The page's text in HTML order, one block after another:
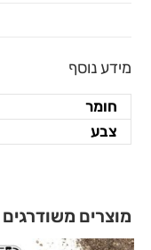
מידע נוסף
חומר
צבע
מוצרים משודרגים